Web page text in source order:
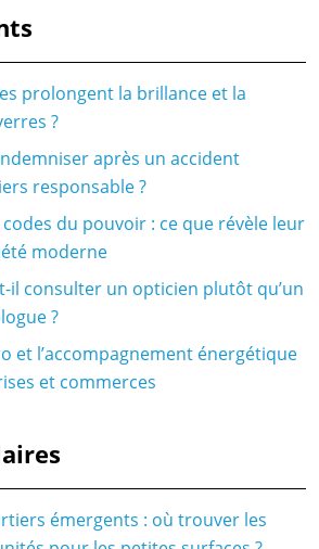
prolongent la brillance et la
?
après un accident
responsable ?
du pouvoir : ce que révèle leur
moderne
il consulter un opticien plutôt qu’un
?
et l’accompagnement énergétique
et commerces
émergents : où trouver les